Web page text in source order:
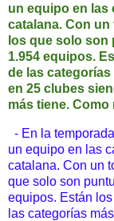
un equipo en las
catalana. Con
los que solo son
1.954 equipos.
de las
en 25 clubes
más tiene. Como
- En la
un equipo en las
catalana. Con un
que solo son
equipos. Están
las categorías